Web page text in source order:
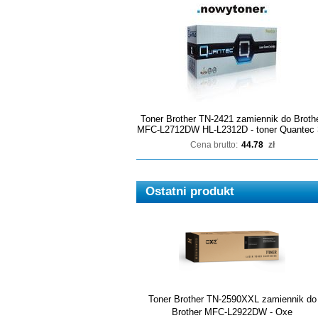
Toner Brother TN-2421 zamiennik do
MFC-L2712DW HL-L2312D - toner Quantec
Cena brutto: 44.78 zł
Ostatni produkt
Toner Brother TN-2590XXL zamiennik do
Brother MFC-L2922DW - Oxe